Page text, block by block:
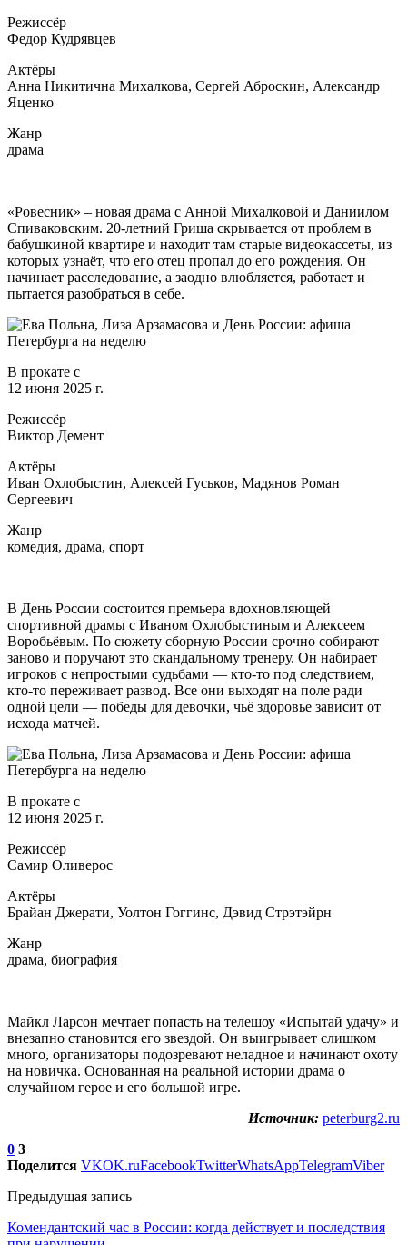
Режиссёр
Федор Кудрявцев
Актёры
Анна Никитична Михалкова, Сергей Аброскин, Александр
Яценко
Жанр
драма
«Ровесник» – новая драма с Анной Михалковой и Даниилом
Спиваковским. 20-летний Гриша скрывается от проблем в
бабушкиной квартире и находит там старые видеокассеты, из
которых узнаёт, что его отец пропал до его рождения. Он
начинает расследование, а заодно влюбляется, работает и
пытается разобраться в себе.
В прокате с
12 июня 2025 г.
Режиссёр
Виктор Демент
Актёры
Иван Охлобыстин, Алексей Гуськов, Мадянов Роман
Сергеевич
Жанр
комедия, драма, спорт
В День России состоится премьера вдохновляющей
спортивной драмы с Иваном Охлобыстиным и Алексеем
Воробьёвым. По сюжету сборную России срочно собирают
заново и поручают это скандальному тренеру. Он набирает
игроков с непростыми судьбами — кто-то под следствием,
кто-то переживает развод. Все они выходят на поле ради
одной цели — победы для девочки, чьё здоровье зависит от
исхода матчей.
В прокате с
12 июня 2025 г.
Режиссёр
Самир Оливерос
Актёры
Брайан Джерати, Уолтон Гоггинс, Дэвид Стрэтэйрн
Жанр
драма, биография
Майкл Ларсон мечтает попасть на телешоу «Испытай удачу» и
внезапно становится его звездой. Он выигрывает слишком
много, организаторы подозревают неладное и начинают охоту
на новичка. Основанная на реальной истории драма о
случайном герое и его большой игре.
Источник: peterburg2.ru
0 3
Поделится VKOK.ruFacebookTwitterWhatsAppTelegramViber
Предыдущая запись
Комендантский час в России: когда действует и последствия